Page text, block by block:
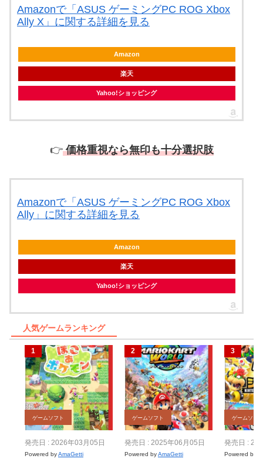
Amazonで「ASUS ゲーミングPC ROG Xbox
Ally X」に関する詳細を見る
Amazon
楽天
Yahoo!ショッピング
👉 価格重視なら無印も十分選択肢
Amazonで「ASUS ゲーミングPC ROG Xbox
Ally」に関する詳細を見る
Amazon
楽天
Yahoo!ショッピング
人気ゲームランキング
ゲームソフト
発売日 : 2026年03月05日
Powered byAmaGetti
ゲームソフト
発売日 : 2025年06月05日
Powered byAmaGetti
ゲームソフト
発売日 :
Powered by